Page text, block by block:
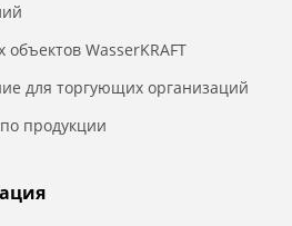
WasserKRAFT
для торгующих организаций
продукции